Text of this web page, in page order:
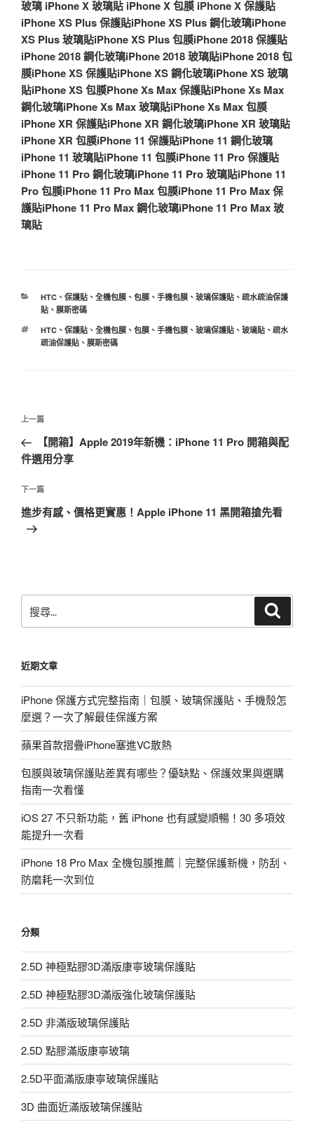
玻璃 iPhone X 玻璃貼 iPhone X 包膜 iPhone X 保護貼
iPhone XS Plus 保護貼iPhone XS Plus 鋼化玻璃iPhone
XS Plus 玻璃貼iPhone XS Plus 包膜iPhone 2018 保護貼
iPhone 2018 鋼化玻璃iPhone 2018 玻璃貼iPhone 2018 包
膜iPhone XS 保護貼iPhone XS 鋼化玻璃iPhone XS 玻璃
貼iPhone XS 包膜Phone Xs Max 保護貼iPhone Xs Max
鋼化玻璃iPhone Xs Max 玻璃貼iPhone Xs Max 包膜
iPhone XR 保護貼iPhone XR 鋼化玻璃iPhone XR 玻璃貼
iPhone XR 包膜iPhone 11 保護貼iPhone 11 鋼化玻璃
iPhone 11 玻璃貼iPhone 11 包膜iPhone 11 Pro 保護貼
iPhone 11 Pro 鋼化玻璃iPhone 11 Pro 玻璃貼iPhone 11
Pro 包膜iPhone 11 Pro Max 包膜iPhone 11 Pro Max 保
護貼iPhone 11 Pro Max 鋼化玻璃iPhone 11 Pro Max 玻
璃貼
分
類
HTC、 保護貼、 全機包膜、 包膜、 手機包膜、 玻璃保護貼、 疏水疏油保護
貼、 膜斯密碼
標
籤
HTC、 保護貼、 全機包膜、 包膜、 手機包膜、 玻璃保護貼、 玻璃貼、 疏水
疏油保護貼、 膜斯密碼
文
導
覽
上
一
篇
章
上一篇
【開箱】Apple 2019年新機：iPhone 11 Pro 開箱與配
件選用分享
下
一
篇
下一篇
進步有感、價格更實惠！Apple iPhone 11 黑開箱搶先看
尋
字:
近期文章
iPhone 保護方式完整指南｜包膜、玻璃保護貼、手機殼怎
麼選？一次了解最佳保護方案
蘋果首款摺疊iPhone塞進VC散熱
包膜與玻璃保護貼差異有哪些？優缺點、保護效果與選購
指南一次看懂
iOS 27 不只新功能，舊 iPhone 也有感變順暢！30 多項效
能提升一次看
iPhone 18 Pro Max 全機包膜推薦｜完整保護新機，防刮、
防磨耗一次到位
分類
2.5D 神極點膠3D滿版康寧玻璃保護貼
2.5D 神極點膠3D滿版強化玻璃保護貼
2.5D 非滿版玻璃保護貼
2.5D 點膠滿版康寧玻璃
2.5D平面滿版康寧玻璃保護貼
3D 曲面近滿版玻璃保護貼